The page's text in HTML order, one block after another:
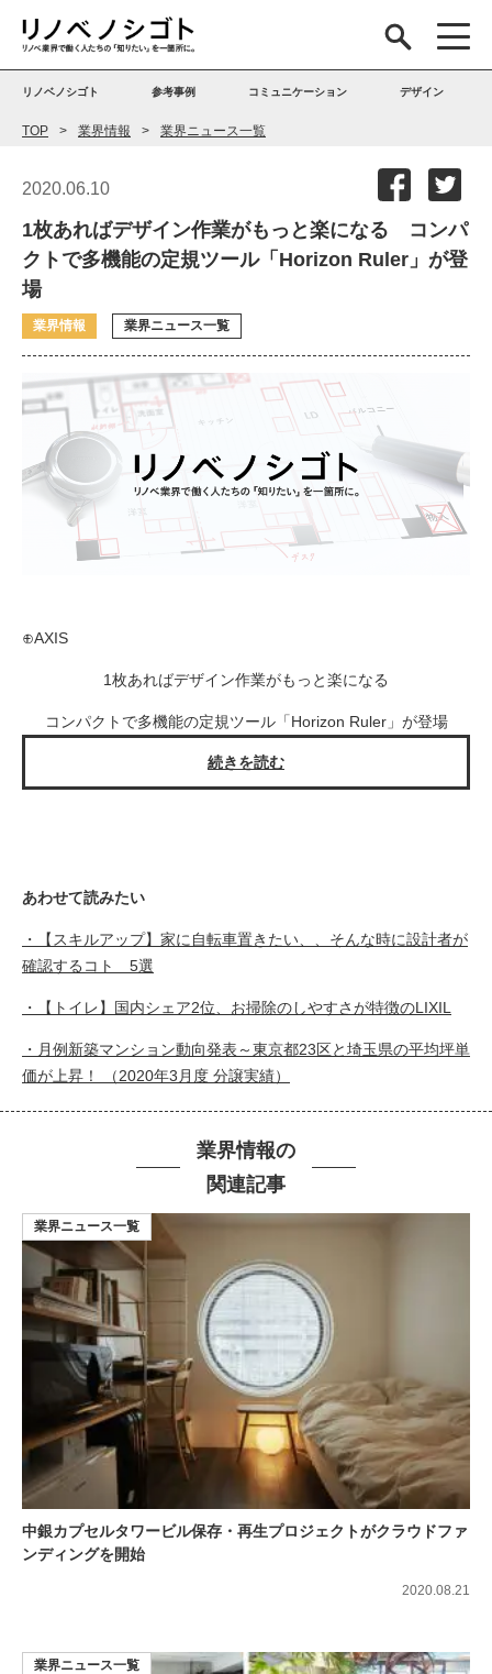
リノベノシゴト 参考事例 コミュニケーション デザイン
TOP 業界情報 業界ニュース一覧
2020.06.10
1枚あればデザイン作業がもっと楽になる コンパ
クトで多機能の定規ツール「Horizon Ruler」が登
場
業界情報 業界ニュース一覧
⊕AXIS
1枚あればデザイン作業がもっと楽になる
コンパクトで多機能の定規ツール「Horizon Ruler」が登場
続きを読む
あわせて読みたい
・【スキルアップ】家に自転車置きたい、、そんな時に設計者が
確認するコト 5選
・【トイレ】国内シェア2位、お掃除のしやすさが特徴のLIXIL
・月例新築マンション動向発表～東京都23区と埼玉県の平均坪単
価が上昇！ （2020年3月度 分譲実績）
業界情報の
関連記事
中銀カプセルタワービル保存・再生プロジェクトがクラウドファ
ンディングを開始
業界ニュース一覧
2020.08.21
業界ニュース一覧